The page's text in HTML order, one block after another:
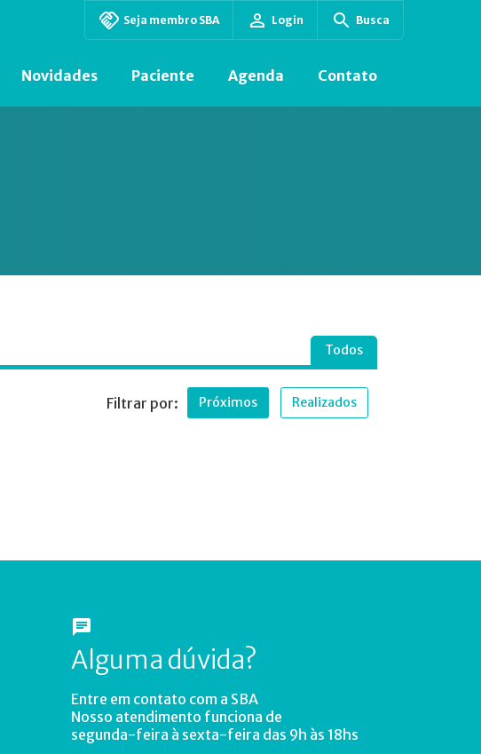
Seja membro SBA Login Busca
Novidades Paciente Agenda Contato
Todos
Filtrar por: Próximos Realizados
Alguma dúvida?
Entre em contato com a SBA
Nosso atendimento funciona de
segunda-feira à sexta-feira das 9h às 18hs